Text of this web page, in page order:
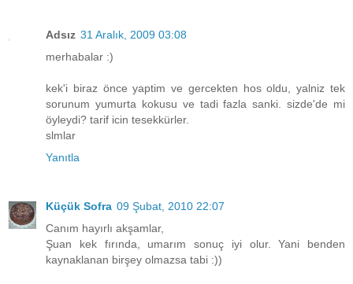
Adsız 31 Aralık, 2009 03:08
merhabalar :)
kek'i biraz önce yaptim ve gercekten hos oldu, yalniz tek
sorunum yumurta kokusu ve tadi fazla sanki. sizde'de mi
öyleydi? tarif icin tesekkürler.
slmlar
Yanıtla
Küçük Sofra 09 Şubat, 2010 22:07
Canım hayırlı akşamlar,
Şuan kek fırında, umarım sonuç iyi olur. Yani benden
kaynaklanan birşey olmazsa tabi :))